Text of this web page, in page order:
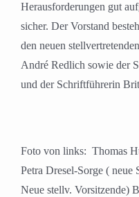
Herausforderungen gut
sicher. Der Vorstand
den neuen
André Redlich sowie der
und der Schriftführerin
Foto von links: Thomas
Petra Dresel-Sorge ( neue
Neue stellv. Vorsitzende)